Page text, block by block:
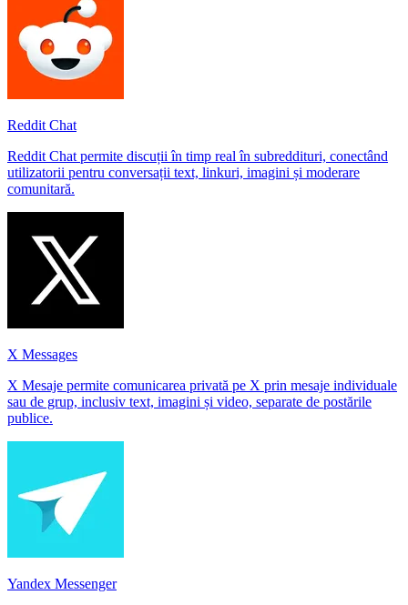
Reddit Chat
Reddit Chat permite discuții în timp real în subreddituri, conectând
utilizatorii pentru conversații text, linkuri, imagini și moderare
comunitară.
X Messages
X Mesaje permite comunicarea privată pe X prin mesaje individuale
sau de grup, inclusiv text, imagini și video, separate de postările
publice.
Yandex Messenger